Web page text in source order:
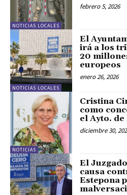
NOTICIAS LOCALES
febrero 5, 2026
NOTICIAS LOCALES
El
irá a los
20
europeos
enero 26, 2026
NOTICIAS
Cristina
como
el Ayto.
diciembre 30,
El
causa
Estepona